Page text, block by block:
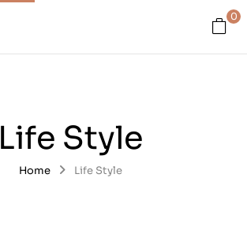
0
Life Style
Home Life Style